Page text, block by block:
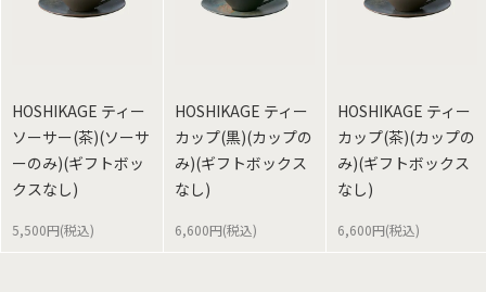
HOSHIKAGE ティー
ソーサー(茶)(ソーサ
ーのみ)(ギフトボッ
クスなし)
5,500円(税込)
HOSHIKAGE ティー
カップ(黒)(カップの
み)(ギフトボックス
なし)
6,600円(税込)
HOSHIKAGE ティー
カップ(茶)(カップの
み)(ギフトボックス
なし)
6,600円(税込)